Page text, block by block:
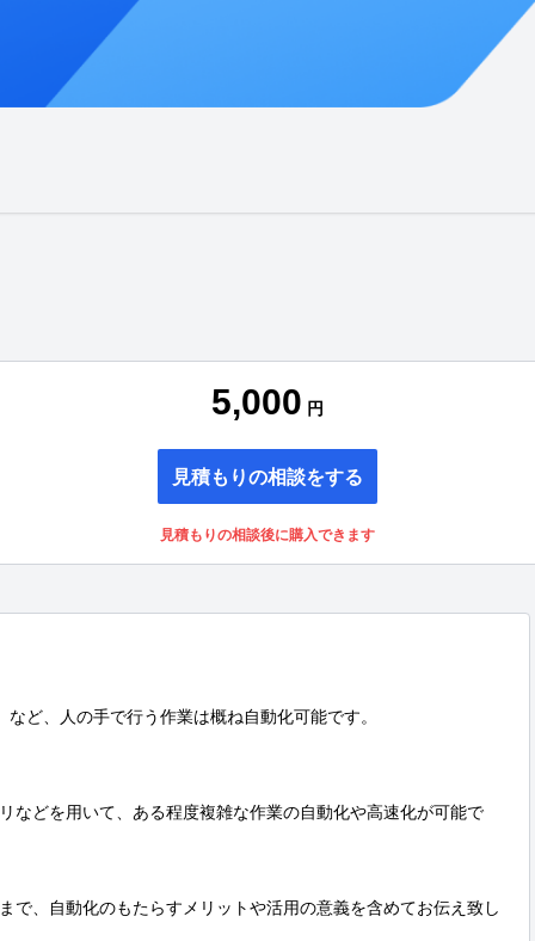
5,000 円
見積もりの相談をする
見積もりの相談後に購入できます
ど、人の手で行う作業は概ね自動化可能です。
などを用いて、ある程度複雑な作業の自動化や高速化が可能で
で、自動化のもたらすメリットや活用の意義を含めてお伝え致し